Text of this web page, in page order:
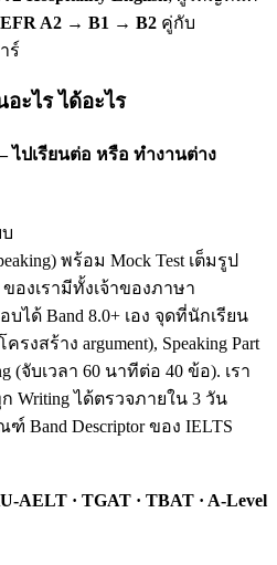
A2 → B1 → B2 คู่กับ
ร์
ะไร ได้อะไร
ไปเรียนต่อ หรือ ทำงานต่าง
พร้อม Mock Test เต็มรูป
องเรามีทั้งเจ้าของภาษา
ได้ Band 8.0+ เอง จุดที่นักเรียน
งสร้าง argument), Speaking Part
(จับเวลา 60 นาทีต่อ 40 ข้อ). เรา
Writing ได้ตรวจภายใน 3 วัน
Band Descriptor ของ IELTS
AELT · TGAT · TBAT · A-Level